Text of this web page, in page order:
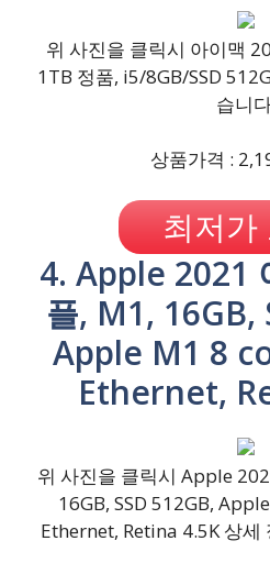
위 사진을 클릭시 아이맥
1TB 정품, i5/8GB/SSD
습니
상품가격 :
최저가
4. Apple 2021
플, M1, 16GB,
Apple M1 8
Ethernet,
위 사진을 클릭시 Apple
16GB, SSD 512GB,
Ethernet, Retina 4.5K 상세